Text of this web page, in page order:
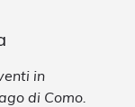
in
di Como.